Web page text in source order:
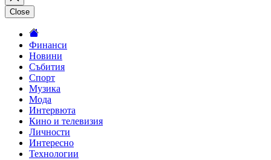
Close
Финанси
Новини
Събития
Спорт
Музика
Мода
Интервюта
Кино и телевизия
Личности
Интересно
Технологии